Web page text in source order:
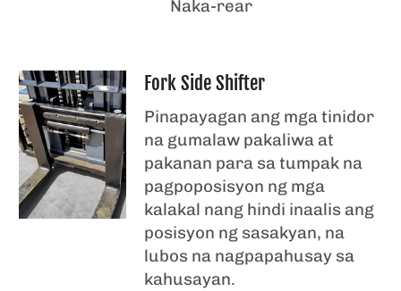
Naka-rear
Fork Side Shifter
Pinapayagan ang mga tinidor
na gumalaw pakaliwa at
pakanan para sa tumpak na
pagpoposisyon ng mga
kalakal nang hindi inaalis ang
posisyon ng sasakyan, na
lubos na nagpapahusay sa
kahusayan.